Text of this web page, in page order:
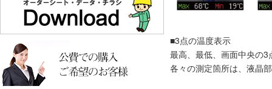
■3点の温度表示
最高、最低、画面中央の
各々の測定箇所は、液晶